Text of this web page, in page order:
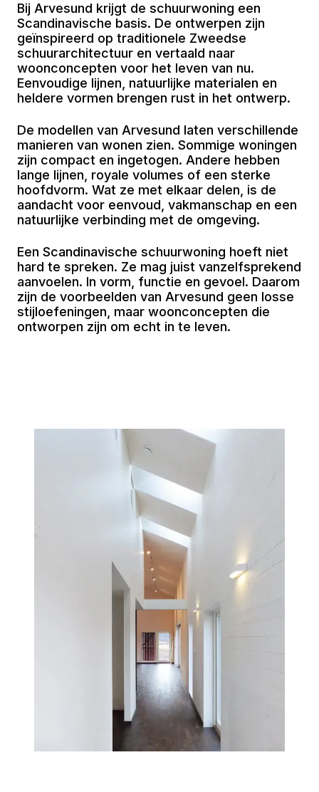
Bij Arvesund krijgt de schuurwoning een
Scandinavische basis. De ontwerpen zijn
geïnspireerd op traditionele Zweedse
schuurarchitectuur en vertaald naar
woonconcepten voor het leven van nu.
Eenvoudige lijnen, natuurlijke materialen en
heldere vormen brengen rust in het ontwerp.
De modellen van Arvesund laten verschillende
manieren van wonen zien. Sommige woningen
zijn compact en ingetogen. Andere hebben
lange lijnen, royale volumes of een sterke
hoofdvorm. Wat ze met elkaar delen, is de
aandacht voor eenvoud, vakmanschap en een
natuurlijke verbinding met de omgeving.
Een Scandinavische schuurwoning hoeft niet
hard te spreken. Ze mag juist vanzelfsprekend
aanvoelen. In vorm, functie en gevoel. Daarom
zijn de voorbeelden van Arvesund geen losse
stijloefeningen, maar woonconcepten die
ontworpen zijn om echt in te leven.